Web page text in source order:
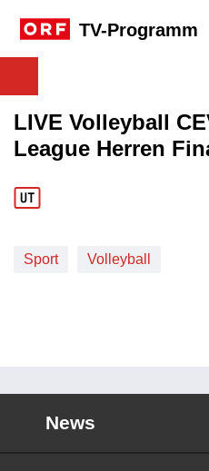
TV-Programm
LIVE Volleyball
League Herren
Sport Volleyball
News